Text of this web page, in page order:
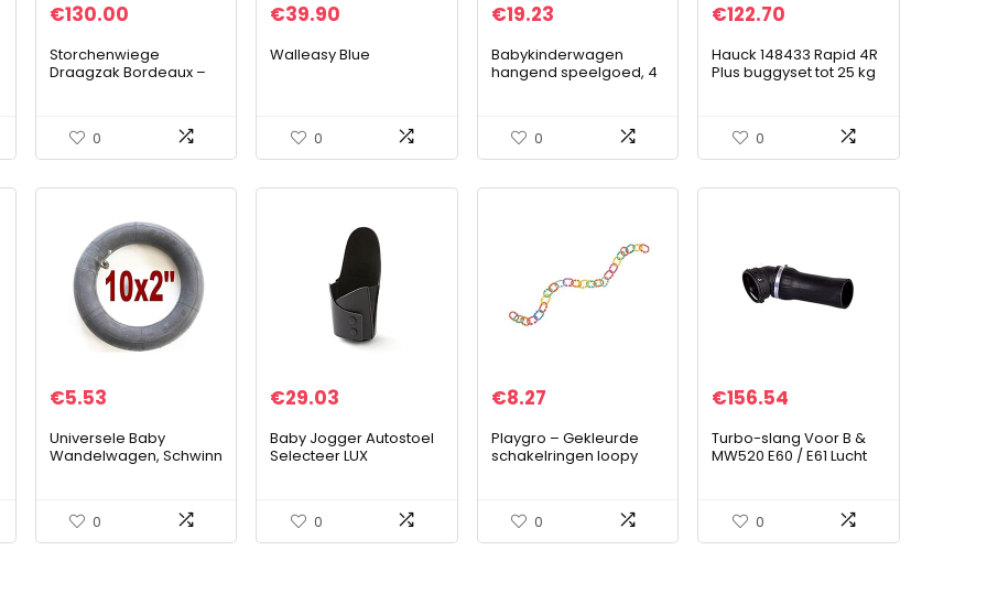
€130.00
Storchenwiege
Draagzak Bordeaux –
0
€39.90
Walleasy Blue
0
€19.23
Babykinderwagen
hangend speelgoed, 4
speelgoed babybedje
wieg speelgoed,
zacht…
0
€122.70
Hauck 148433 Rapid 4R
Plus buggyset tot 25 kg
verstelbare duwstang
met… 0
€5.53
Universele Baby
Wandelwagen, Schwinn
Driewieler, Schwinn
Pedaal Fiets, Fit…
0
€29.03
Baby Jogger Autostoel
Selecteer LUX
0
€8.27
Playgro – Gekleurde
schakelringen loopy
0
€156.54
Turbo-slang Voor B &
MW520 E60 / E61 Lucht
0